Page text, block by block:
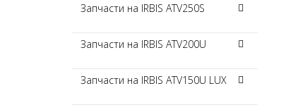
Запчасти на IRBIS ATV250S
Запчасти на IRBIS ATV200U
Запчасти на IRBIS ATV150U LUX